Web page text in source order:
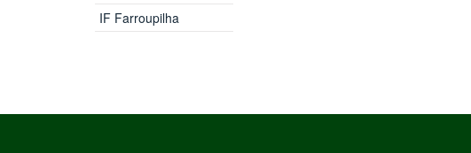
IF Farroupilha